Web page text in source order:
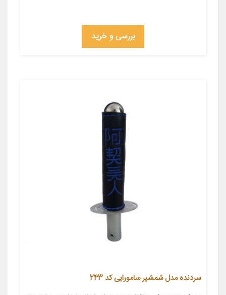
بررسی و خرید
سردنده مدل شمشیر سامورایی کد 243